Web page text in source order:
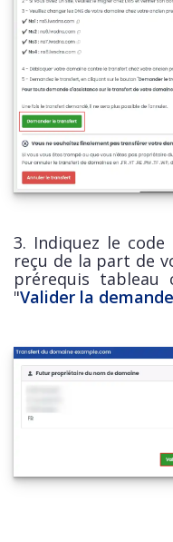
3. Indiquez le
reçu de la part de
prérequis tableau
"Valider la